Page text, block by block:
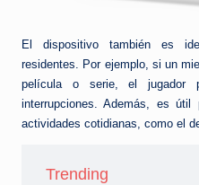
El dispositivo también es
residentes. Por ejemplo, si un
película o serie, el jugador
interrupciones. Además, es
actividades cotidianas, como el
Trending